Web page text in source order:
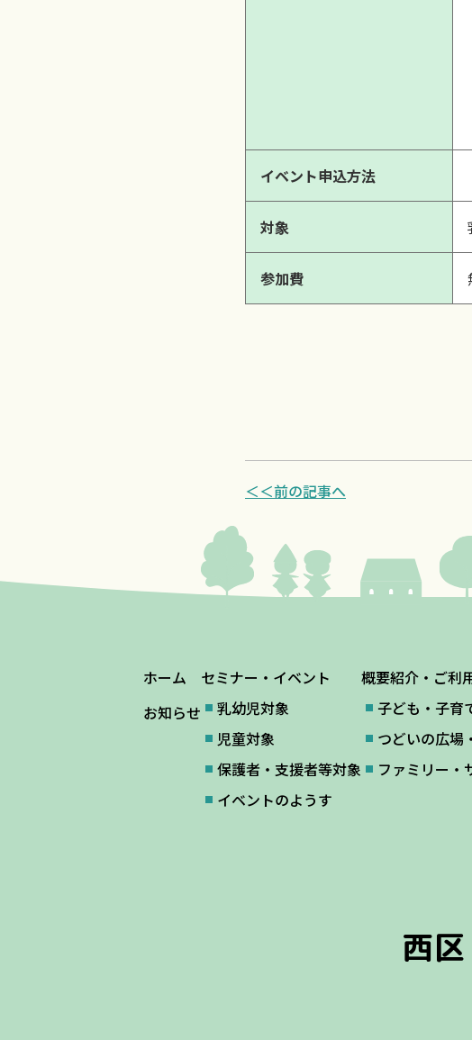
イベント申込方法
対象
参加費
＜＜前の記事へ
ホーム
お知らせ
セミナー・イベント
乳幼児対象
児童対象
保護者・支援者等対象
イベントのようす
概要紹介・ご利
子ども・子育
つどいの広場
ファミリー・
西区